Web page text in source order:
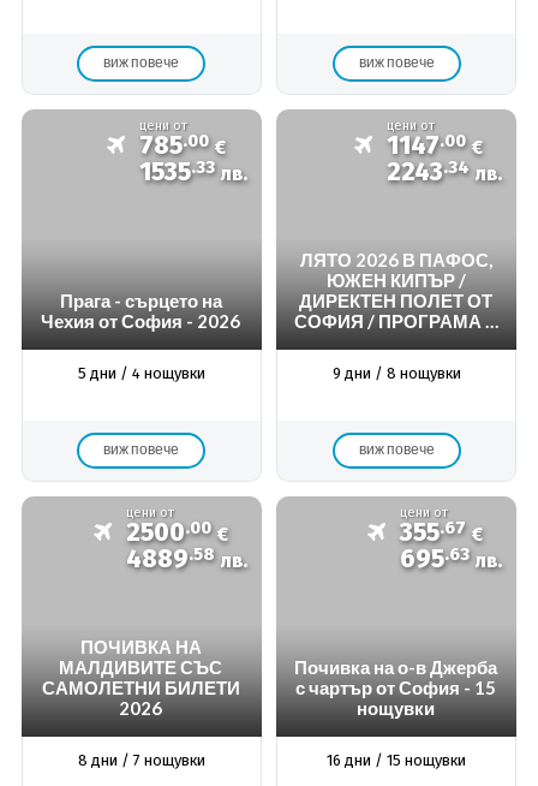
виж повече виж повече
цени от
785.00 €
1535.33 лв.
Прага - сърцето на
Чехия от София - 2026
5 дни / 4 нощувки
виж повече
цени от
1147.00 €
2243.34 лв.
ЛЯТО 2026 В ПАФОС,
ЮЖЕН КИПЪР /
ДИРЕКТЕН ПОЛЕТ ОТ
СОФИЯ / ПРОГРАМА С
ПЕРИОД: 03.0
9 дни / 8 нощувки
виж повече
цени от
2500.00 €
4889.58 лв.
ПОЧИВКА НА
МАЛДИВИТЕ СЪС
САМОЛЕТНИ БИЛЕТИ
2026
8 дни / 7 нощувки
цени от
355.67 €
695.63 лв.
Почивка на о-в Джерба
с чартър от София - 15
нощувки
16 дни / 15 нощувки